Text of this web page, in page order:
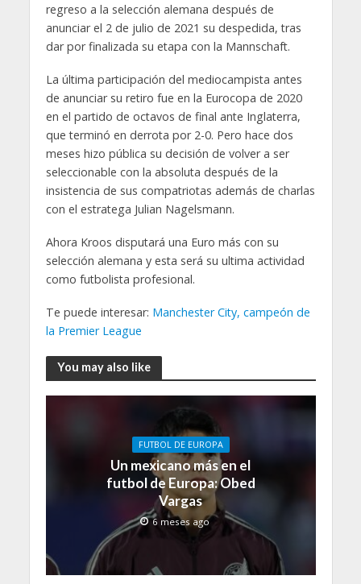
regreso a la selección alemana después de
anunciar el 2 de julio de 2021 su despedida, tras
dar por finalizada su etapa con la Mannschaft.
La última participación del mediocampista antes
de anunciar su retiro fue en la Eurocopa de 2020
en el partido de octavos de final ante Inglaterra,
que terminó en derrota por 2-0. Pero hace dos
meses hizo pública su decisión de volver a ser
seleccionable con la absoluta después de la
insistencia de sus compatriotas además de charlas
con el estratega Julian Nagelsmann.
Ahora Kroos disputará una Euro más con su
selección alemana y esta será su ultima actividad
como futbolista profesional.
Te puede interesar: Manchester City, campeón de
la Premier League
You may also like
FUTBOL DE EUROPA
Un mexicano más en el
futbol de Europa: Obed
Vargas
6 meses ago